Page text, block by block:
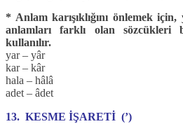
* Anlam karışıklığını önlemek için,
anlamları farklı olan sözcükleri
kullanılır.
yar – yâr
kar – kâr
hala – hâlâ
adet – âdet
13. KESME İŞARETİ (’)